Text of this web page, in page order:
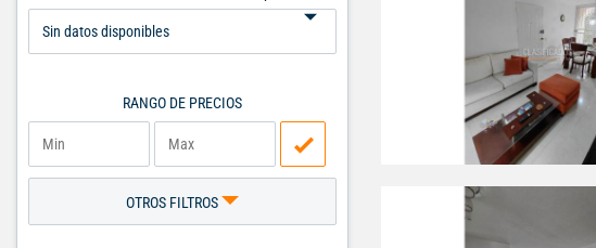
RANGO DE PRECIOS
OTROS FILTROS